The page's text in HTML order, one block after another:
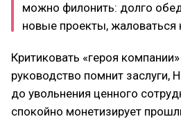
можно филонить: долго
новые проекты, жаловаться
Критиковать «героя
руководство помнит заслуги,
до увольнения ценного
спокойно монетизирует